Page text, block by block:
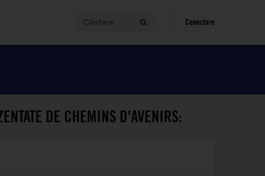
Pentru
efectua
solicitată
să
Căutare
Căutare
Conectare
DE CHEMINS D'AVENIRS: